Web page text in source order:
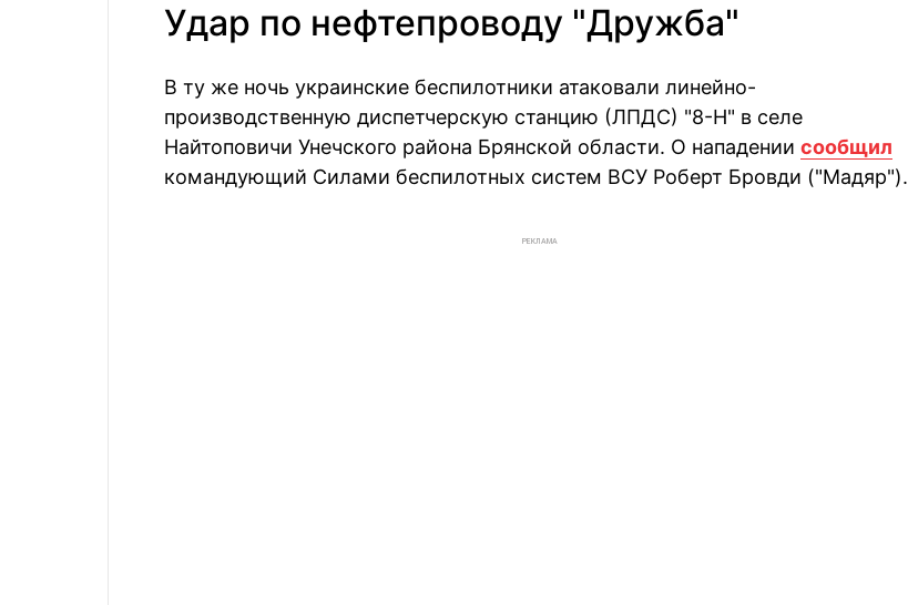
Удар по нефтепроводу "Дружба"
В ту же ночь украинские беспилотники атаковали линейно-
производственную диспетчерскую станцию (ЛПДС) "8-Н" в селе
Найтоповичи Унечского района Брянской области. О нападении сообщил
командующий Силами беспилотных систем ВСУ Роберт Бровди ("Мадяр").
РЕКЛАМА